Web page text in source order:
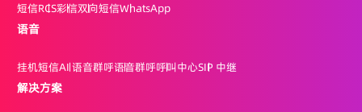
短信RCS彩信双向短信WhatsApp
语音
挂机短信AI 语音群呼语音群呼呼叫中心SIP 中继
解决方案